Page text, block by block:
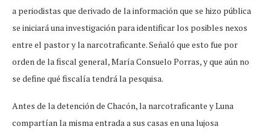
a periodistas que derivado de la información que se hizo pública
se iniciará una investigación para identificar los posibles nexos
entre el pastor y la narcotraficante. Señaló que esto fue por
orden de la fiscal general, María Consuelo Porras, y que aún no
se define qué fiscalía tendrá la pesquisa.
Antes de la detención de Chacón, la narcotraficante y Luna
compartían la misma entrada a sus casas en una lujosa